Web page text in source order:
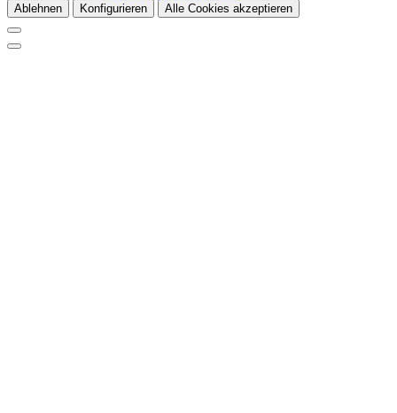
Ablehnen Konfigurieren Alle Cookies akzeptieren